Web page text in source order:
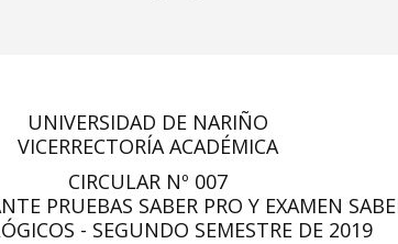
UNIVERSIDAD DE NARIÑO
VICERRECTORÍA ACADÉMICA
CIRCULAR Nº 007
PRUEBAS SABER PRO Y EXAMEN
- SEGUNDO SEMESTRE DE 2019